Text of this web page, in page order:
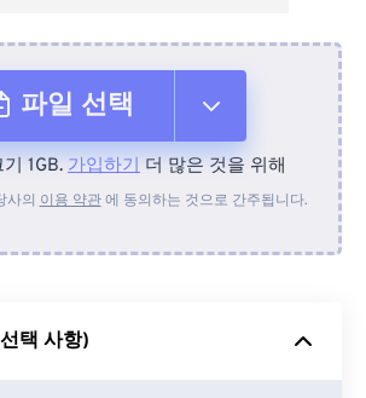
파일 선택
장치에서
Google 드라이브에서
1GB. 가입하기 더 많은 것을 위해
사의 이용 약관에 동의하는 것으로 간주됩니다.
택 사항)